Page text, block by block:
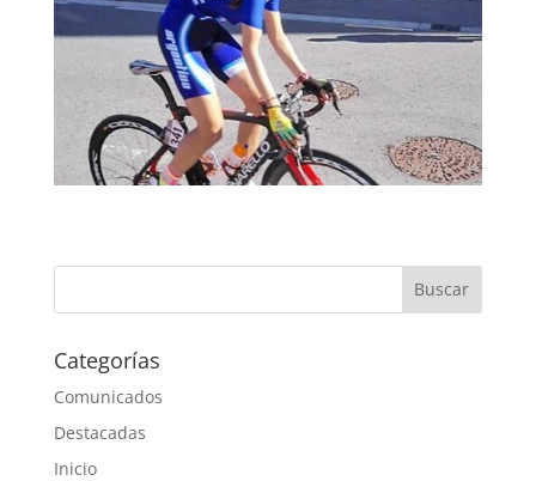
Categorías
Comunicados
Destacadas
Inicio